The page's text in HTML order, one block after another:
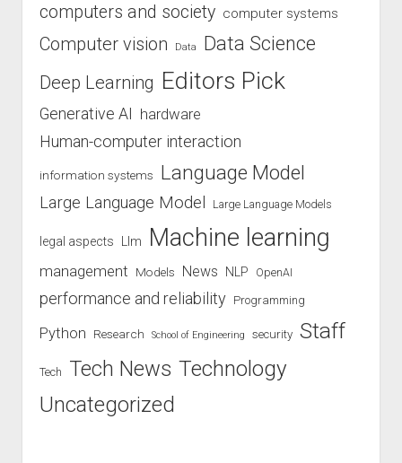
computers and society computer systems
Computer vision Data Data Science
Deep Learning Editors Pick
Generative AI hardware
Human-computer interaction
information systems Language Model
Large Language Model Large Language Models
legal aspects Llm Machine learning
management Models News NLP OpenAI
performance and reliability Programming
Python Research School of Engineering security Staff
Tech Tech News Technology
Uncategorized